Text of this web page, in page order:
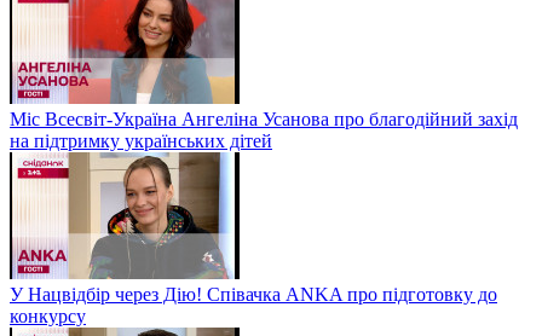
Міс Всесвіт-Україна Ангеліна Усанова про благодійний захід
на підтримку українських дітей
У Нацвідбір через Дію! Співачка ANKA про підготовку до
конкурсу